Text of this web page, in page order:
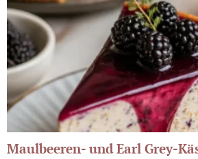
Maulbeeren- und Earl Grey-